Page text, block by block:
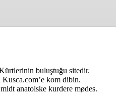
buluştuğu sitedir.
kom dibin.
anatolske kurdere mødes.